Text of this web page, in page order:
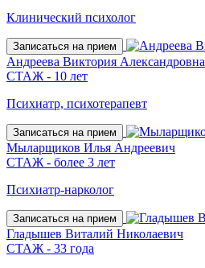
Клинический психолог
Записаться на прием
Андреева Виктория Александровна
СТАЖ - 10 лет
Психиатр, психотерапевт
Записаться на прием
Мыларщиков Илья Андреевич
СТАЖ - более 3 лет
Психиатр-нарколог
Записаться на прием
Гладышев Виталий Николаевич
СТАЖ - 33 года